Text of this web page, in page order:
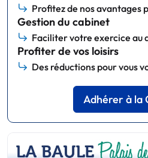
Profitez de nos avantages
Gestion du cabinet
Faciliter votre exercice au
Profiter de vos loisirs
Des réductions pour vous
Adhérer à la